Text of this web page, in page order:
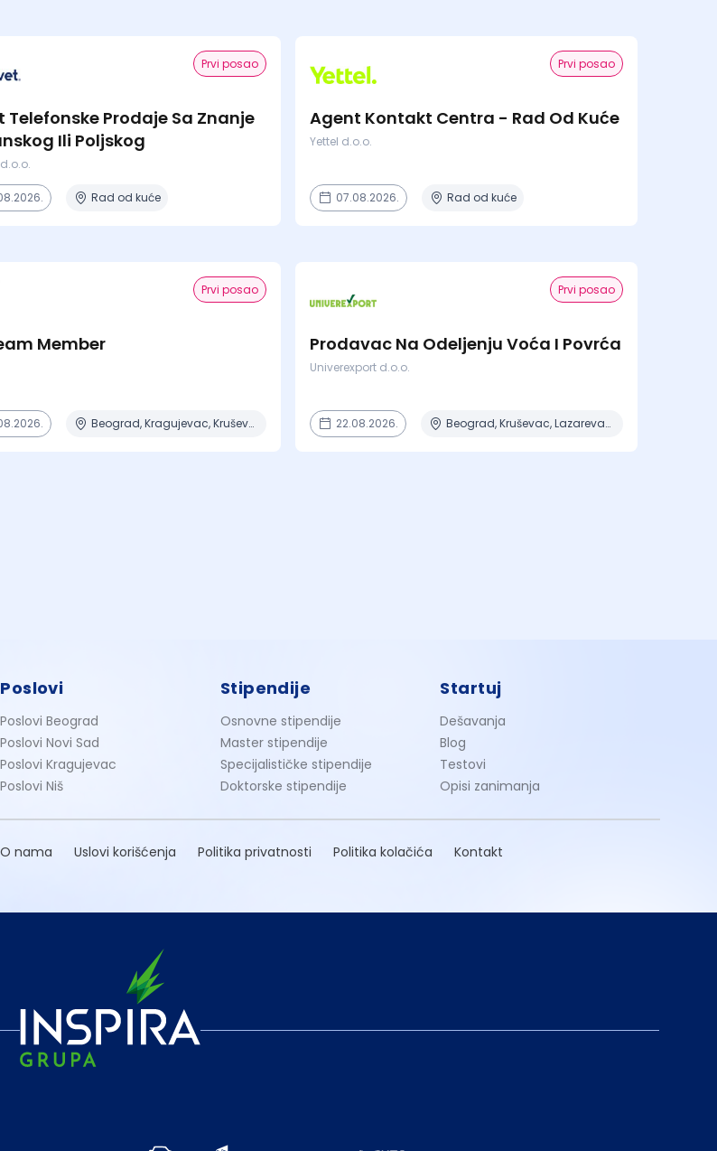
Prvi posao
Telefonske Prodaje Sa Znanje
Ili Poljskog
Rad od kuće
Prvi posao
Agent Kontakt Centra - Rad Od Kuće
Yettel d.o.o.
07.08.2026. Rad od kuće
Prvi posao
Member
Beograd, Kragujevac, Kruševac, Lapovo, Niš + 4 mesta
Prvi posao
Prodavac Na Odeljenju Voća I Povrća
Univerexport d.o.o.
22.08.2026. Beograd, Kruševac, Lazarevac, Novi Sad, Obrenovac
Poslovi
Poslovi Beograd
Poslovi Novi Sad
Poslovi Kragujevac
Poslovi Niš
Stipendije
Osnovne stipendije
Master stipendije
Specijalističke stipendije
Doktorske stipendije
Startuj
Dešavanja
Blog
Testovi
Opisi zanimanja
O nama Uslovi korišćenja Politika privatnosti Politika kolačića Kontakt